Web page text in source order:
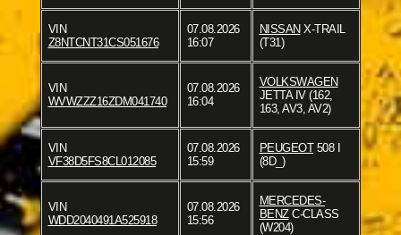
VIN
Z8NTCNT31CS051676
07.08.2026
16:07
NISSAN X-TRAIL
(T31)
VIN
WVWZZZ16ZDM041740
07.08.2026
16:04
VOLKSWAGEN
JETTA IV (162,
163, AV3, AV2)
VIN
VF38D5FS8CL012085
07.08.2026
15:59
PEUGEOT508 I
(8D_)
VIN
WDD2040491A525918
07.08.2026
15:56
MERCEDES-
BENZC-CLASS
(W204)